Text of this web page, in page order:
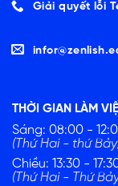
Giải quyết lỗi
THỜI GIAN LÀM
Sáng: 08:00 -
(Thứ Hai - thứ
Chiều: 13:30 -
(Thứ Hai - Thứ